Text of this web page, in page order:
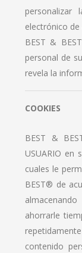
electrónico de
BEST & BEST
personal de
revela la
COOKIES
BEST &
USUARIO en
cuales le
BEST® de
ahorrarle
contenido